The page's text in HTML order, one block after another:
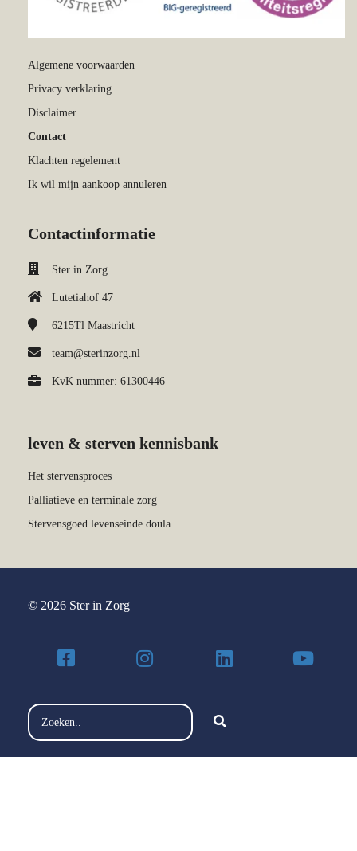
Algemene voorwaarden
Privacy verklaring
Disclaimer
Contact
Klachten regelement
Ik wil mijn aankoop annuleren
Contactinformatie
Ster in Zorg
Lutetiahof 47
6215Tl Maastricht
team@sterinzorg.nl
KvK nummer: 61300446
leven & sterven kennisbank
Het stervensproces
Palliatieve en terminale zorg
Stervensgoed levenseinde doula
© 2026 Ster in Zorg